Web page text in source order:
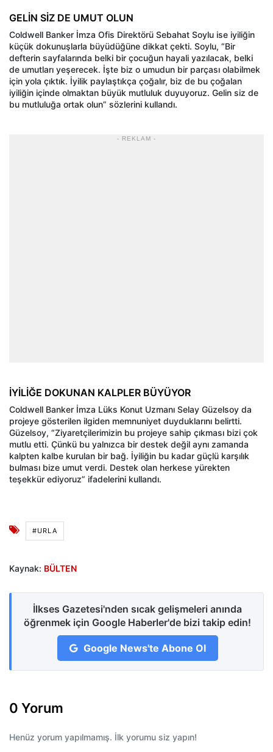
GELİN SİZ DE UMUT OLUN
Coldwell Banker İmza Ofis Direktörü Sebahat Soylu ise iyiliğin
küçük dokunuşlarla büyüdüğüne dikkat çekti. Soylu, “Bir
defterin sayfalarında belki bir çocuğun hayali yazılacak, belki
de umutları yeşerecek. İşte biz o umudun bir parçası olabilmek
için yola çıktık. İyilik paylaştıkça çoğalır, biz de bu çoğalan
iyiliğin içinde olmaktan büyük mutluluk duyuyoruz. Gelin siz de
bu mutluluğa ortak olun” sözlerini kullandı.
- REKLAM -
İYİLİĞE DOKUNAN KALPLER BÜYÜYOR
Coldwell Banker İmza Lüks Konut Uzmanı Selay Güzelsoy da
projeye gösterilen ilgiden memnuniyet duyduklarını belirtti.
Güzelsoy, “Ziyaretçilerimizin bu projeye sahip çıkması bizi çok
mutlu etti. Çünkü bu yalnızca bir destek değil aynı zamanda
kalpten kalbe kurulan bir bağ. İyiliğin bu kadar güçlü karşılık
bulması bize umut verdi. Destek olan herkese yürekten
teşekkür ediyoruz” ifadelerini kullandı.
#URLA
Kaynak: BÜLTEN
İlkses Gazetesi'nden sıcak gelişmeleri anında
öğrenmek için Google Haberler'de bizi takip edin!
Google News'te Abone Ol
0 Yorum
Henüz yorum yapılmamış. İlk yorumu siz yapın!